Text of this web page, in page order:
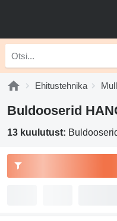
Ehitustehnika
Buldooserid
13 kuulutust: